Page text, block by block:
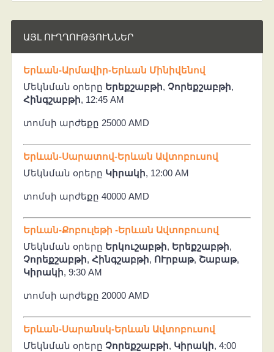
ԱՅԼ ՈՒՂՂՈՒԹՅՈՒՆՆԵՐ
Երևան-Արմավիր-Երևան Մինիվենով
Մեկնման օրերը Երեքշաբթի, Չորեքշաբթի,
Հինգշաբթի, 12:45 AM
տոմսի արժեքը 25000 AMD
Երևան-Սարատով-Երևան Ավտոբուսով
Մեկնման օրերը Կիրակի, 12:00 AM
տոմսի արժեքը 40000 AMD
Երևան-Քոբուլեթի -Երևան Ավտոբուսով
Մեկնման օրերը Երկուշաբթի, Երեքշաբթի,
Չորեքշաբթի, Հինգշաբթի, ՈՒրբաթ, Շաբաթ,
Կիրակի, 9:30 AM
տոմսի արժեքը 20000 AMD
Երևան-Սարանսկ-Երևան Ավտոբուսով
Մեկնման օրերը Չորեքշաբթի, Կիրակի, 4:00